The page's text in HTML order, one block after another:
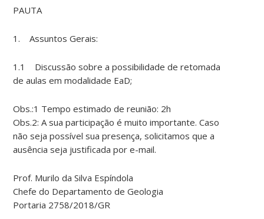
PAUTA
1. Assuntos Gerais:
1.1 Discussão sobre a possibilidade de retomada
de aulas em modalidade EaD;
Obs.:1 Tempo estimado de reunião: 2h
Obs.2: A sua participação é muito importante. Caso
não seja possível sua presença, solicitamos que a
ausência seja justificada por e-mail.
Prof. Murilo da Silva Espíndola
Chefe do Departamento de Geologia
Portaria 2758/2018/GR